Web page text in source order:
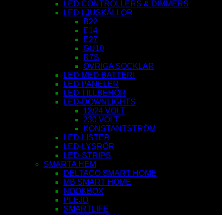
LED CONTROLLERS & DIMMERS
LED LJUSKÄLLOR
B22
E14
E27
GU10
R7S
ÖVRIGA SOCKLAR
LED MED BATTERI
LED PANELER
LED TILLBEHÖR
LED-DOWNLIGHTS
12/24 VOLT
230 VOLT
KONSTANTSTRÖM
LED-LISTER
LED-LYSRÖR
LED-STRIPS
SMARTA HEM
DELTACO SMART HOME
MB SMART HOME
NOOKBOX
PLEJD
SMARTLIFE